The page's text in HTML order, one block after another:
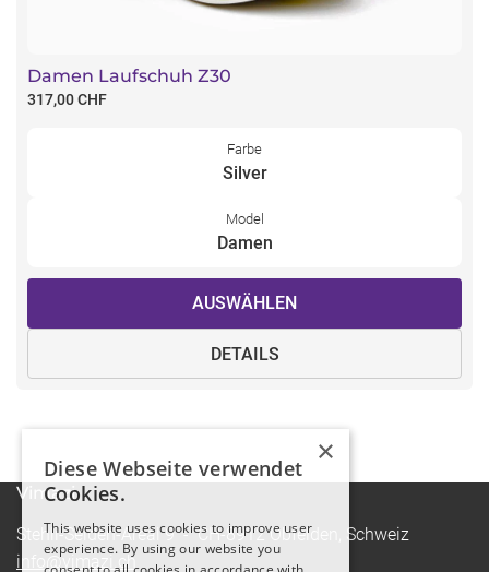
Damen Laufschuh Z30
317,00 CHF
Farbe
Silver
Model
Damen
AUSWÄHLEN
DETAILS
Vimazi
Stehli-Seiden-Areal 9 - CH-8912 Obfelden, Schweiz
info@vimazi.ch
×
Diese Webseite verwendet
Cookies.
This website uses cookies to improve user
experience. By using our website you